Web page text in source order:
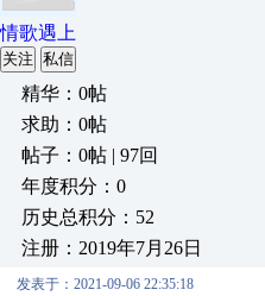
情歌遇上
关注 私信
精华：0帖
求助：0帖
帖子：0帖 | 97回
年度积分：0
历史总积分：52
注册：2019年7月26日
发表于：2021-09-06 22:35:18